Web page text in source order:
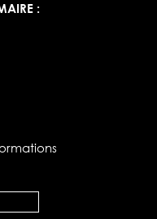
: